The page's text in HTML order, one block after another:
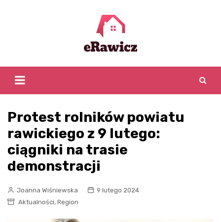
Protest rolników powiatu
rawickiego z 9 lutego:
ciągniki na trasie
demonstracji
Joanna Wiśniewska
9 lutego 2024
Aktualności, Region